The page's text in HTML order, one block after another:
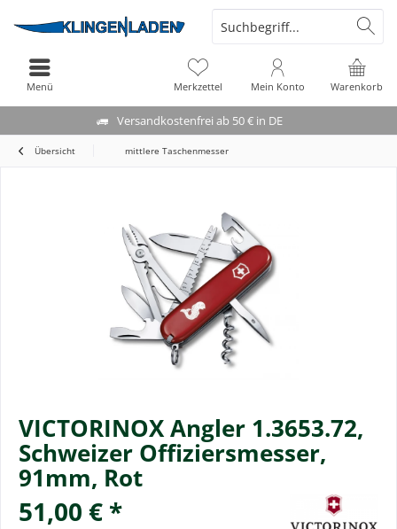
Versandkostenfrei ab 50 € in DE
Warenkorb
Merkzettel Mein Konto
Menü
Übersicht mittlere Taschenmesser
VICTORINOX Angler 1.3653.72,
Schweizer Offiziersmesser,
91mm, Rot
51,00 € *